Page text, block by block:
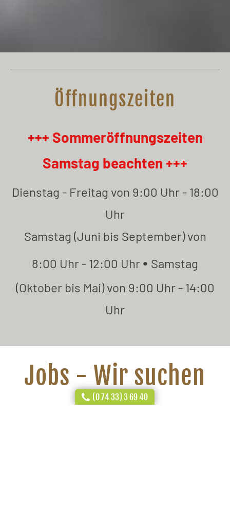
Öffnungszeiten
+++ Sommeröffnungszeiten
Samstag beachten +++
Dienstag - Freitag von 9:00 Uhr - 18:00
Uhr
Samstag (Juni bis September) von
8:00 Uhr - 12:00 Uhr • Samstag
(Oktober bis Mai) von 9:00 Uhr - 14:00
Uhr
Jobs - Wir suchen
DICH!
(0 74 33) 3 69 40